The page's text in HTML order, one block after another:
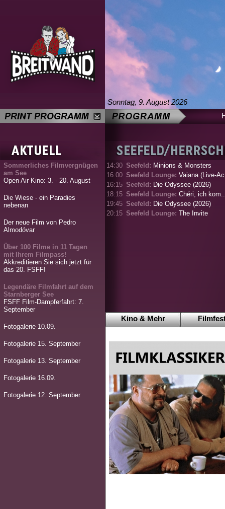
Sonntag, 9. August 2026
Sommerliches Filmvergnügen
am See
Open Air Kino: 3. - 20. August
Die Wiese - ein Paradies
nebenan
Der neue Film von Pedro
Almodóvar
Über 100 Filme in 11 Tagen
mit Ihrem Filmpass!
Akkreditieren Sie sich jetzt für
das 20. FSFF!
Legendäre Filmfahrt auf dem
Starnberger See
FSFF Film-Dampferfahrt: 7.
September
Fotogalerie 10.09.
Fotogalerie 15. September
Fotogalerie 13. September
Fotogalerie 16.09.
Fotogalerie 12. September
14:30 Seefeld: Minions & Monsters
16:00 Seefeld Lounge: Vaiana (Live-
16:15 Seefeld: Die Odyssee (2026)
18:15 Seefeld Lounge: Chéri, ich
19:45 Seefeld: Die Odyssee (2026)
20:15 Seefeld Lounge: The Invite
Kino & Mehr